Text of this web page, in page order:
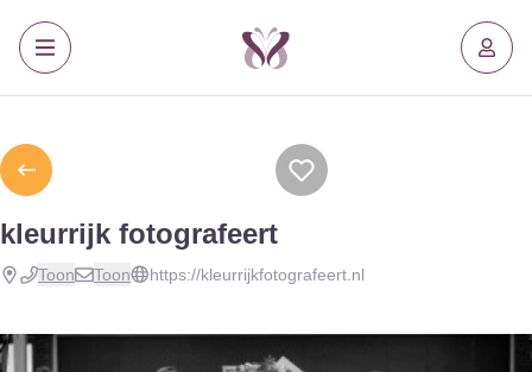
kleurrijk fotografeert
Toon Toon https://kleurrijkfotografeert.nl